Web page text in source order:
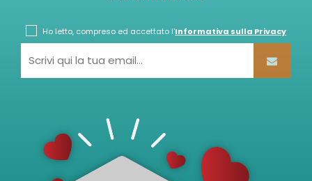
Ho letto, compreso ed accettato l'Informativa sulla Privacy